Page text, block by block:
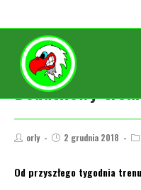
Dodatkowy
orly 2 grudnia 2018
Od przyszłego tygodnia